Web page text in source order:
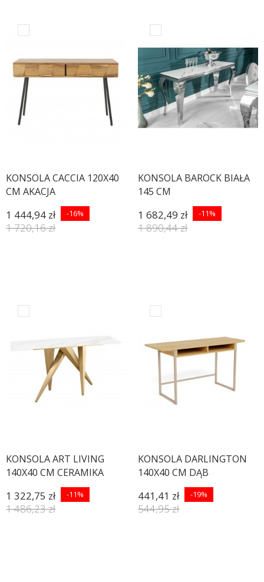
KONSOLA CACCIA 120X40
CM AKACJA
1 444,94 zł -16%
1 720,16 zł
KONSOLA BAROCK BIAŁA
145 CM
1 682,49 zł -11%
1 890,44 zł
KONSOLA ART LIVING
140X40 CM CERAMIKA
1 322,75 zł -11%
1 486,23 zł
KONSOLA DARLINGTON
140X40 CM DĄB
441,41 zł -19%
544,95 zł